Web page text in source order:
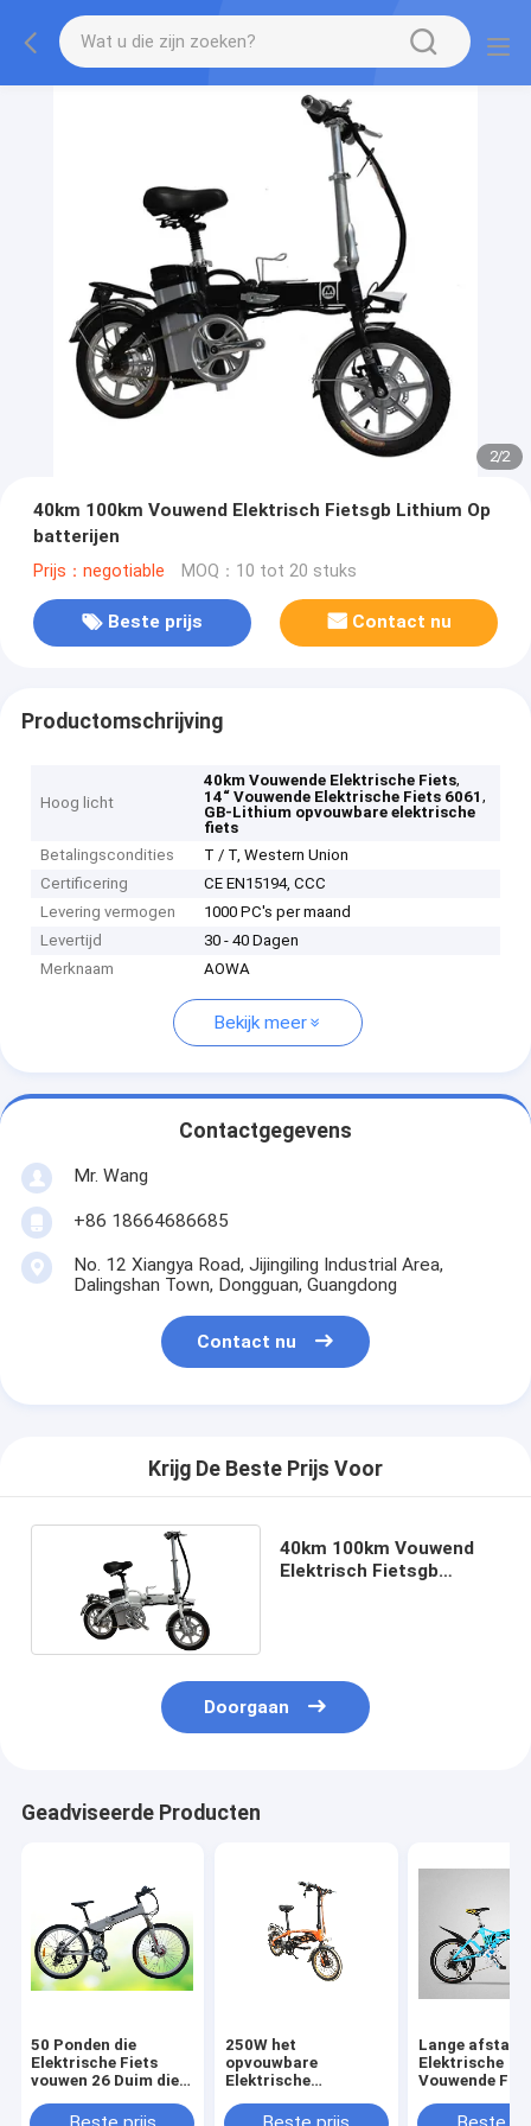
2/2
40km 100km Vouwend Elektrisch Fietsgb Lithium Op
batterijen
Prijs：negotiable MOQ：10 tot 20 stuks
Beste prijs Contact nu
Productomschrijving
Hoog licht
40km Vouwende Elektrische Fiets,
14“ Vouwende Elektrische Fiets 6061,
GB-Lithium opvouwbare elektrische
fiets
Betalingscondities
T / T, Western Union
Certificering
CE EN15194, CCC
Levering vermogen
1000 PC's per maand
Levertijd
30 - 40 Dagen
Merknaam
AOWA
Bekijk meer
Contactgegevens
Mr. Wang
+86 18664686685
No. 12 Xiangya Road, Jijingiling Industrial Area,
Dalingshan Town, Dongguan, Guangdong
Contact nu
Krijg De Beste Prijs Voor
40km 100km Vouwend
Elektrisch Fietsgb
Doorgaan
Geadviseerde Producten
50 Ponden die
Elektrische Fiets
vouwen 26 Duim die
met Schijfrem
250W het
opvouwbare
Elektrische
van de Fiets Oranje
Lange afstand
Elektrische
Vouwende
Schokbreker